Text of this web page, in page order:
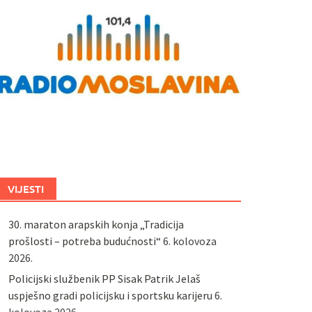
VIJESTI
30. maraton arapskih konja „Tradicija
prošlosti – potreba budućnosti“ 6. kolovoza
2026.
Policijski službenik PP Sisak Patrik Jelaš
uspješno gradi policijsku i sportsku karijeru 6.